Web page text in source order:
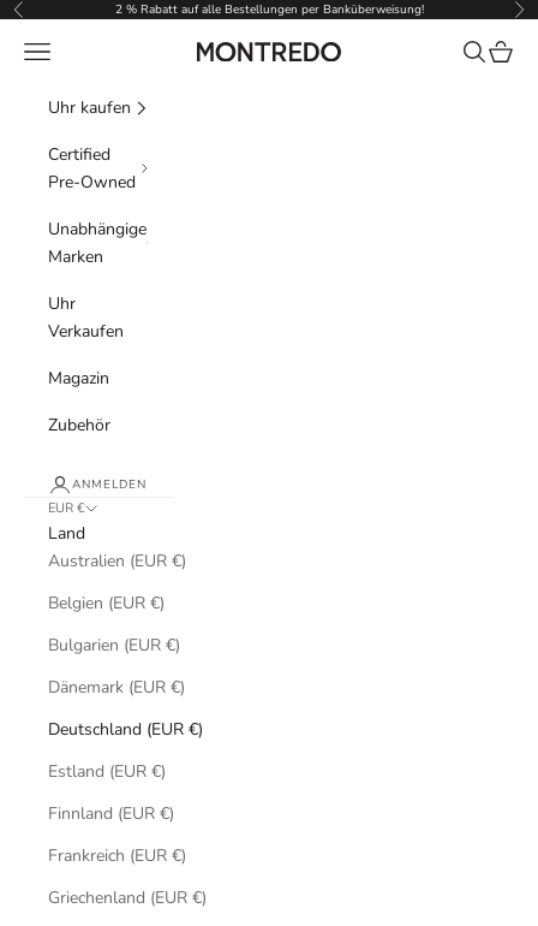
Zum Inhalt springen
Zurück 2 % Rabatt auf alle Bestellungen per Banküberweisung! Vor
Montredo
Menü Suchen
Uhr kaufen
Certified
Pre-Owned
Unabhängige
Marken
Uhr
Verkaufen
Magazin
Zubehör
ANMELDEN
EUR €
Land
Australien (EUR €)
Belgien (EUR €)
Bulgarien (EUR €)
Dänemark (EUR €)
Deutschland (EUR €)
Estland (EUR €)
Finnland (EUR €)
Frankreich (EUR €)
Griechenland (EUR €)